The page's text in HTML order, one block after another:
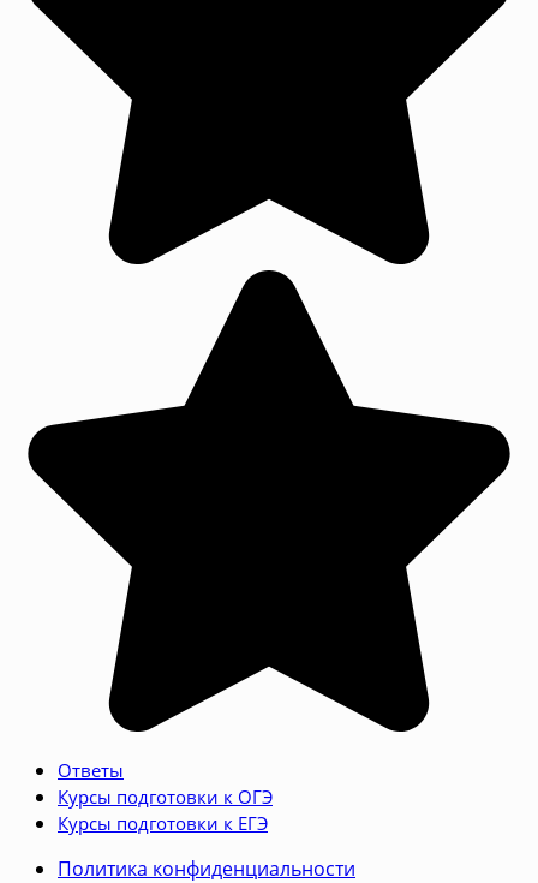
Ответы
Курсы подготовки к ОГЭ
Курсы подготовки к ЕГЭ
Политика конфиденциальности